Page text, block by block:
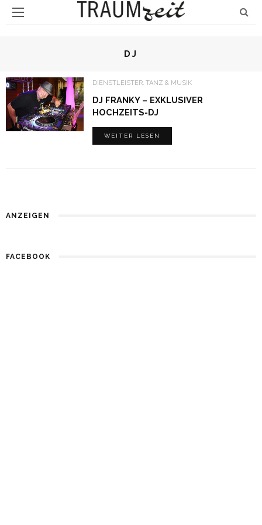
DJ
DIENSTLEISTER TANZ & MUSIK
DJ FRANKY – EXKLUSIVER
HOCHZEITS-DJ
WEITER LESEN
ANZEIGEN
FACEBOOK